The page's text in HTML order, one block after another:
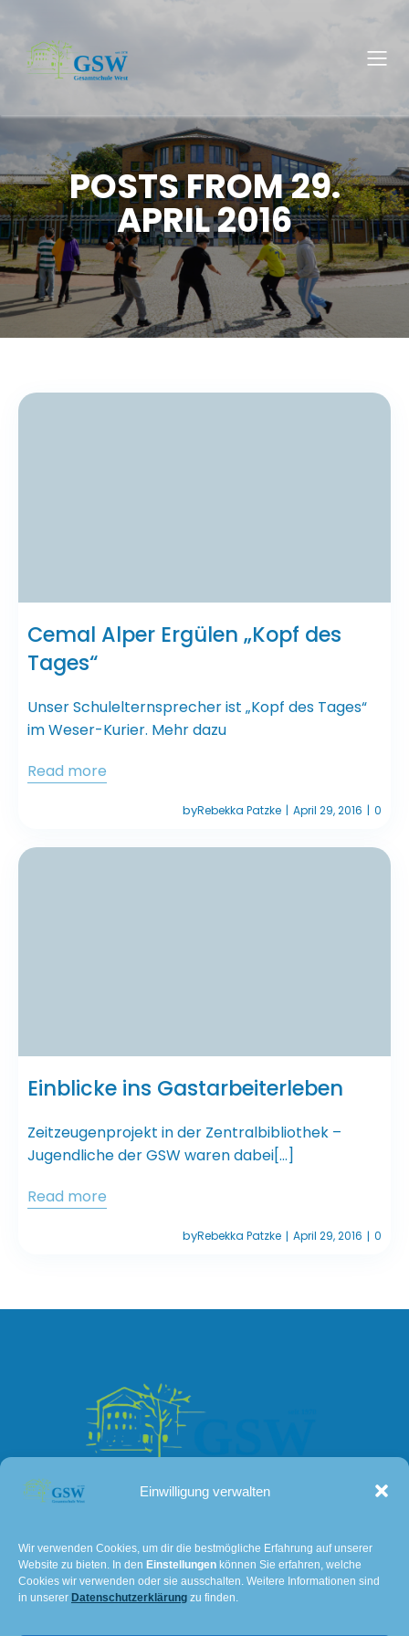
Einwilligung verwalten
Wir verwenden Cookies, um dir die bestmögliche Erfahrung auf unserer
Website zu bieten. In den Einstellungen können Sie erfahren, welche
Cookies wir verwenden oder sie ausschalten. Weitere Informationen sind
in unserer Datenschutzerklärung zu finden.
POSTS FROM 29.
APRIL 2016
Cemal Alper Ergülen „Kopf des
Tages“
Unser Schulelternsprecher ist „Kopf des Tages“
im Weser-Kurier. Mehr dazu
Read more
byRebekka Patzke | April 29, 2016 | 0
Einblicke ins Gastarbeiterleben
Zeitzeugenprojekt in der Zentralbibliothek –
Jugendliche der GSW waren dabei[…]
Read more
byRebekka Patzke | April 29, 2016 | 0
Kontakt
Lissaer Straße 7
28237 Bremen
Tel: 0421 – 36114611